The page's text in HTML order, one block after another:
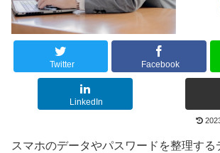
Twitter Facebook
LinkedIn
スマホのデータやパスワードを整理する